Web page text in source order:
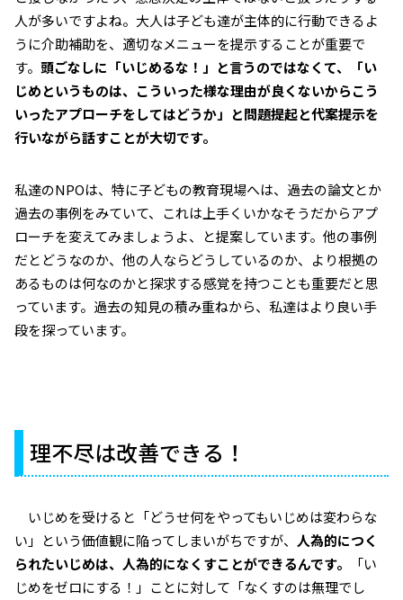
人が多いですよね。大人は子ども達が主体的に行動できるよ
うに介助補助を、適切なメニューを提示することが重要で
す。 頭ごなしに「いじめるな！」と言うのではなくて、「い
じめというものは、こういった様な理由が良くないからこう
いったアプローチをしてはどうか」と問題提起と代案提示を
行いながら話すことが大切です。
私達のNPOは、特に子どもの教育現場へは、過去の論文とか
過去の事例をみていて、これは上手くいかなそうだからアプ
ローチを変えてみましょうよ、と提案しています。他の事例
だとどうなのか、他の人ならどうしているのか、より根拠の
あるものは何なのかと探求する感覚を持つことも重要だと思
っています。過去の知見の積み重ねから、私達はより良い手
段を探っています。
理不尽は改善できる！
いじめを受けると「どうせ何をやってもいじめは変わらな
い」という価値観に陥ってしまいがちですが、 人為的につく
られたいじめは、人為的になくすことができるんです。
「い
じめをゼロにする！」ことに対して「なくすのは無理でし